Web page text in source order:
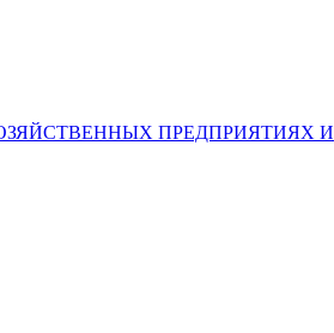
ПРЕДПРИЯТИЯХ И